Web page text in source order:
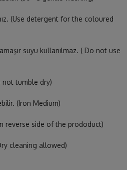
(Use detergent for the coloured
suyu kullanılmaz. ( Do not use
not tumble dry)
(Iron Medium)
reverse side of the prododuct)
cleaning allowed)